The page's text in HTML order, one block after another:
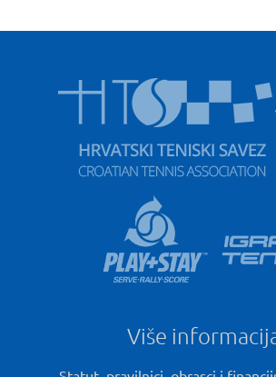
Više